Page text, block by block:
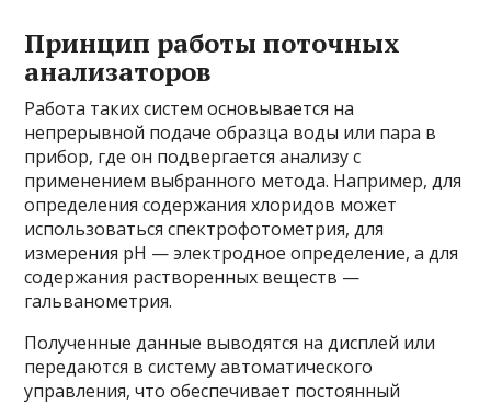
Принцип работы поточных
анализаторов
Работа таких систем основывается на
непрерывной подаче образца воды или пара в
прибор, где он подвергается анализу с
применением выбранного метода. Например, для
определения содержания хлоридов может
использоваться спектрофотометрия, для
измерения pH — электродное определение, а для
содержания растворенных веществ —
гальванометрия.
Полученные данные выводятся на дисплей или
передаются в систему автоматического
управления, что обеспечивает постоянный